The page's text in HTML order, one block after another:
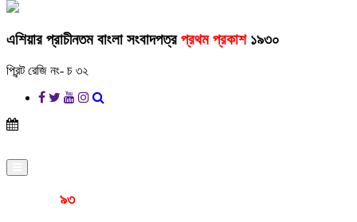
এশিয়ার প্রাচীনতম বাংলা সংবাদপত্রপ্রথম প্রকাশ১৯৩০
প্রিন্ট রেজি নং- চ ৩২
৯৩বছর